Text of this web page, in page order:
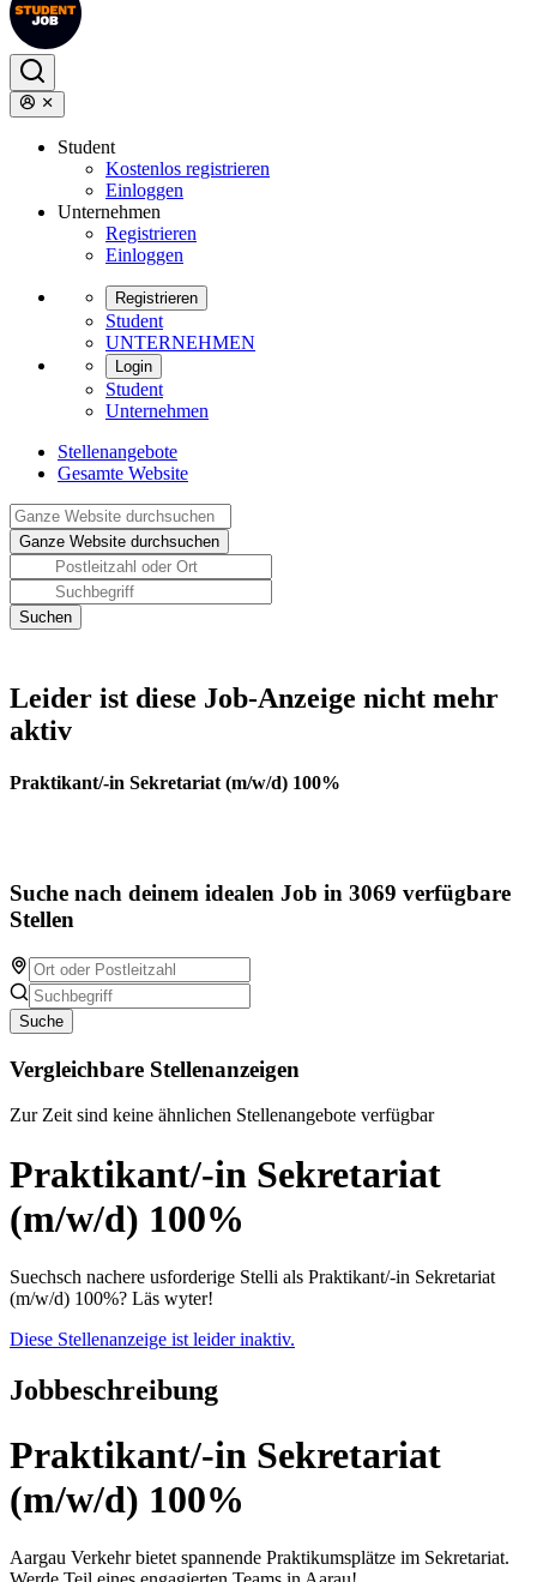
Student
Kostenlos registrieren
Einloggen
Unternehmen
Registrieren
Einloggen
Registrieren
Student
UNTERNEHMEN
Login
Student
Unternehmen
Stellenangebote
Gesamte Website
Leider ist diese Job-Anzeige nicht mehr
aktiv
Praktikant/-in Sekretariat (m/w/d) 100%
Suche nach deinem idealen Job in 3069 verfügbare
Stellen
Suche
Vergleichbare Stellenanzeigen
Zur Zeit sind keine ähnlichen Stellenangebote verfügbar
Praktikant/-in Sekretariat
(m/w/d) 100%
Suechsch nachere usforderige Stelli als Praktikant/-in Sekretariat
(m/w/d) 100%? Läs wyter!
Diese Stellenanzeige ist leider inaktiv.
Jobbeschreibung
Praktikant/-in Sekretariat
(m/w/d) 100%
Aargau Verkehr bietet spannende Praktikumsplätze im Sekretariat.